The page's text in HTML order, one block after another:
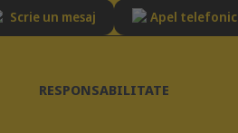
Scrie un mesaj Apel telefonic
RESPONSABILITATE